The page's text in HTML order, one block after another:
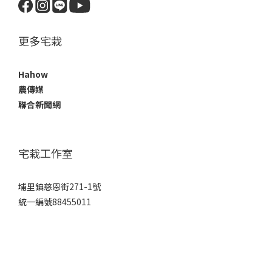
更多宅栽
Hahow
農傳媒
聯合新聞網
宅栽工作室
埔里鎮慈恩街271-1號
統一編號88455011